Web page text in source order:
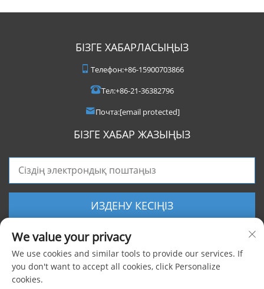
БІЗГЕ ХАБАРЛАСЫҢЫЗ
Телефон:+86-15900703866
Тел:+86-21-36382796
Почта:[email protected]
БІЗГЕ ХАБАР ЖАЗЫҢЫЗ
ИЗДЕНУ КЕСІҢІЗ
Барлық құқықтар сақталған © 2025 Shanghai Foxygen Industrial Co., Ltd.
We value your privacy
We use cookies and similar tools to provide our services. If
you don't want to accept all cookies, click Personalize
cookies.